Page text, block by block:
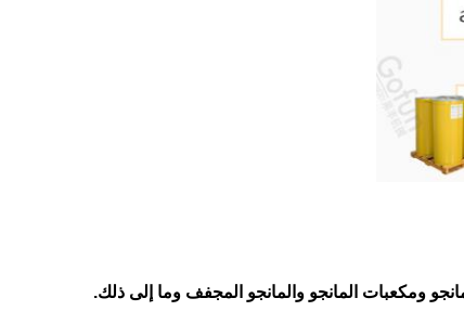
ومكعبات المانجو والمانجو المجفف وما إلى ذلك.